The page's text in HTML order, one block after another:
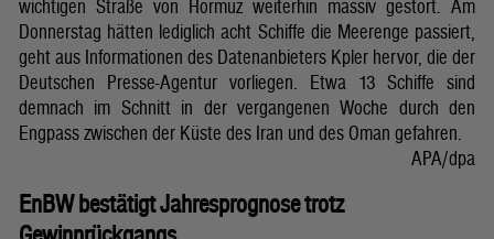
wichtigen Straße von Hormuz weiterhin massiv gestört. Am
Donnerstag hätten lediglich acht Schiffe die Meerenge passiert,
geht aus Informationen des Datenanbieters Kpler hervor, die der
Deutschen Presse-Agentur vorliegen. Etwa 13 Schiffe sind
demnach im Schnitt in der vergangenen Woche durch den
Engpass zwischen der Küste des Iran und des Oman gefahren.
APA/dpa
EnBW bestätigt Jahresprognose trotz